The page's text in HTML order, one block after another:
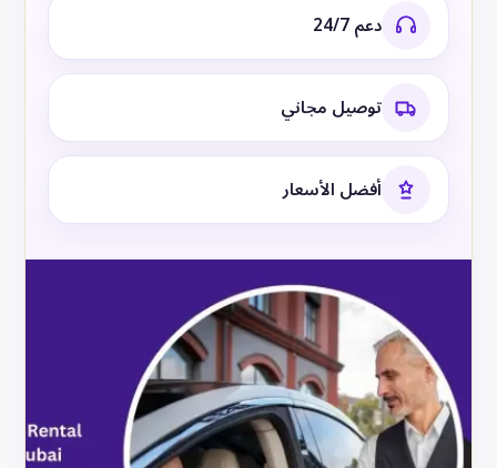
دعم 24/7
توصيل مجاني
أفضل الأسعار